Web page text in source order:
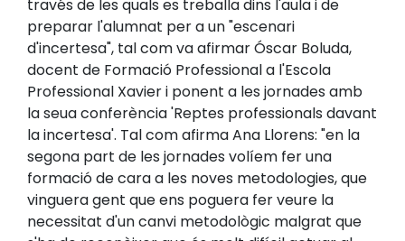
través de les quals es treballa dins l'aula i de
preparar l'alumnat per a un "escenari
d'incertesa", tal com va afirmar Óscar Boluda,
docent de Formació Professional a l'Escola
Professional Xavier i ponent a les jornades amb
la seua conferència 'Reptes professionals davant
la incertesa'. Tal com afirma Ana Llorens: "en la
segona part de les jornades volíem fer una
formació de cara a les noves metodologies, que
vinguera gent que ens poguera fer veure la
necessitat d'un canvi metodològic malgrat que